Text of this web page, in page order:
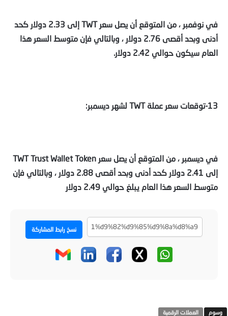
في نوفمبر ، من المتوقع أن يصل سعر TWT إلى 2.33 دولار كحد
أدنى وبحد أقصى 2.76 دولار ، وبالتالي فإن متوسط السعر هذا
العام سيكون حوالي 2.42 دولار.
13-توقعات سعر عملة TWT لشهر ديسمبر:
في ديسمبر ، من المتوقع أن يصل سعر TWT Trust Wallet Token
إلى 2.41 دولار كحد أدنى وبحد أقصى 2.88 دولار ، وبالتالي فإن
متوسط السعر هذا العام يبلغ حوالي 2.49 دولار
نسخ رابط المشاركة
العملات الرقمية